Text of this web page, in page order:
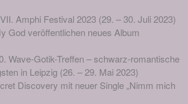
Amphi Festival 2023 (29. – 30. Juli 2023)
God veröffentlichen neues Album
Wave-Gotik-Treffen – schwarz-romantische
in Leipzig (26. – 29. Mai 2023)
Discovery mit neuer Single „Nimm mich